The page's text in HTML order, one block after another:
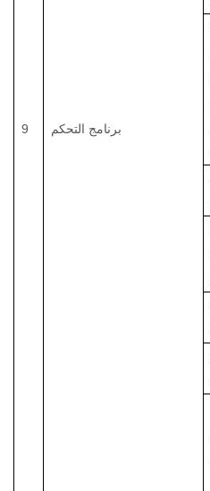
9 برنامج التحكم